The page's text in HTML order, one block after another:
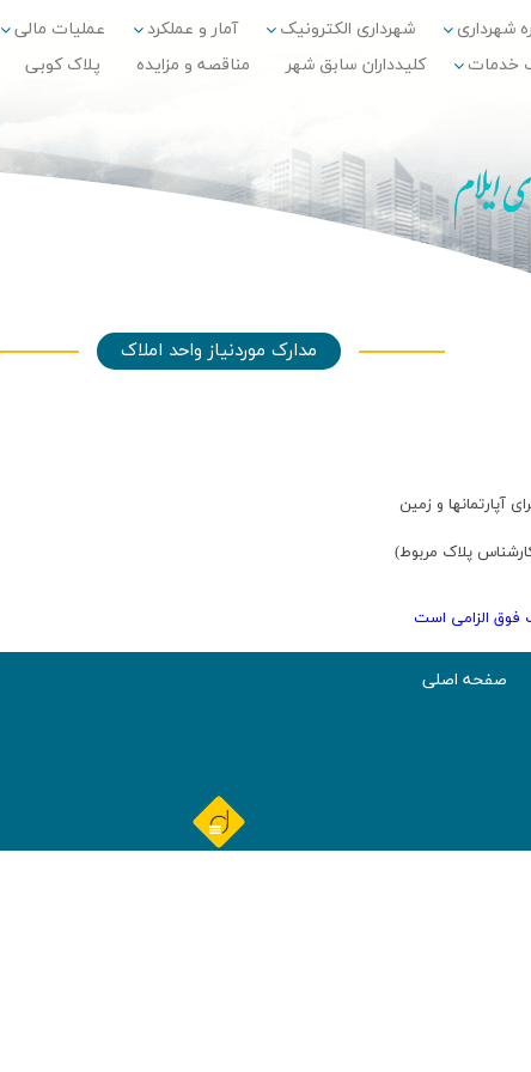
شهرداری شهرداری الکترونیک آمار و عملکرد عملیات مالی
خدمات
کلیدداران سابق شهر مناقصه و مزایده پلاک کوبی
مدارک موردنیاز واحد املاک
و زمین
پلاک مربوط)
فوق الزامی است
صفحه اصلی